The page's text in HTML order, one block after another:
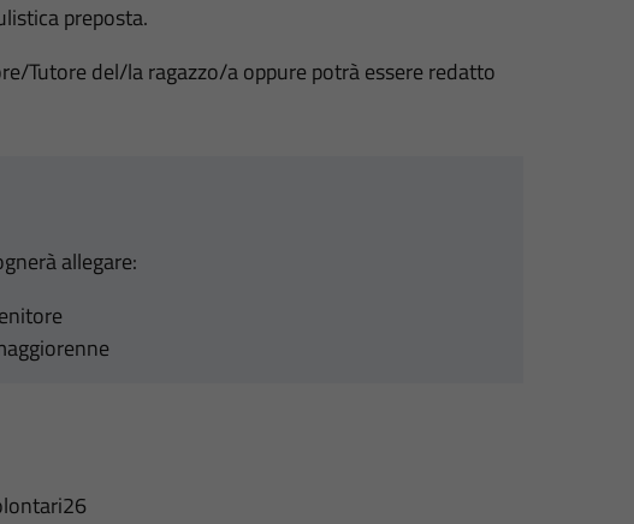
preposta.
Tutore del/la ragazzo/a oppure potrà essere redatto
allegare: